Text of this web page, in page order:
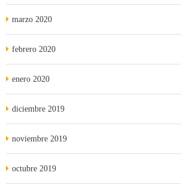
marzo 2020
febrero 2020
enero 2020
diciembre 2019
noviembre 2019
octubre 2019